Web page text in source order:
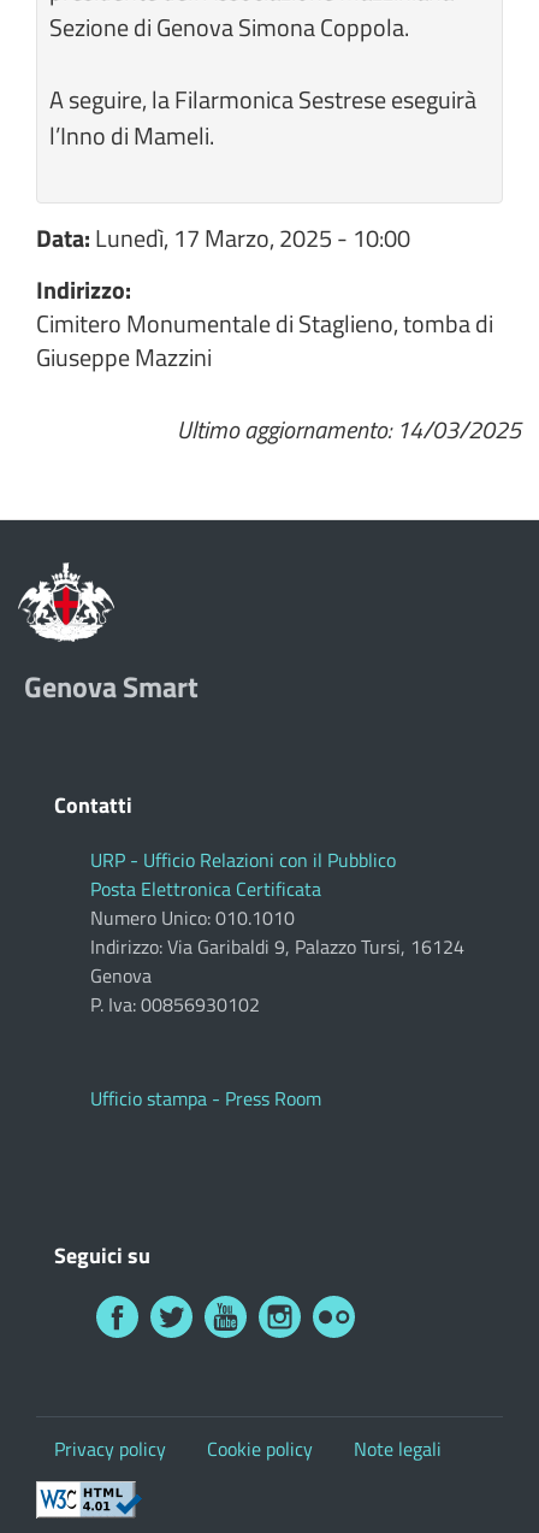
Sezione di Genova Simona Coppola.
A seguire, la Filarmonica Sestrese eseguirà
l’Inno di Mameli.
Data:Lunedì, 17 Marzo, 2025 - 10:00
Indirizzo:
Cimitero Monumentale di Staglieno, tomba di
Giuseppe Mazzini
Ultimo aggiornamento: 14/03/2025
Genova Smart
Contatti
URP - Ufficio Relazioni con il Pubblico
Posta Elettronica Certificata
Numero Unico: 010.1010
Indirizzo: Via Garibaldi 9, Palazzo Tursi, 16124
Genova
P. Iva: 00856930102
Ufficio stampa - Press Room
Seguici su
Privacy policy Cookie policy Note legali